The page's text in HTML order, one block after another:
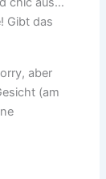
Gibt das
aber
(am